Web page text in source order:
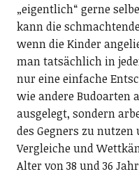
„eigentlich“ gerne
kann die
wenn die Kinder
man tatsächlich in
nur eine einfache
wie andere Budoarten
ausgelegt, sondern
des Gegners zu
Vergleiche und
Alter von 38 und 36